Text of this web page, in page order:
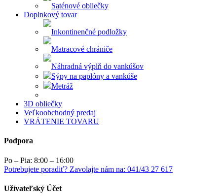
Saténové obliečky
Doplnkový tovar
Inkontinenčné podložky
Matracové chrániče
Náhradná výplň do vankúšov
Sýpy na paplóny a vankúše
Metráž
3D obliečky
Veľkoobchodný predaj
VRÁTENIE TOVARU
Podpora
Po – Pia: 8:00 – 16:00
Potrebujete poradiť? Zavolajte nám na: 041/43 27 617
Užívateľský Účet